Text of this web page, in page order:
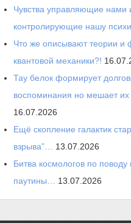
Чувства управляющие нами
контролирующие нашу
Что же описывают теории и
квантовой механики?!
Тау белок формирует
воспоминания но мешает
16.07.2026
Ещё скопление галактик
взрыва”…
13.07.2026
Битва космологов по поводу
паутины…
13.07.2026